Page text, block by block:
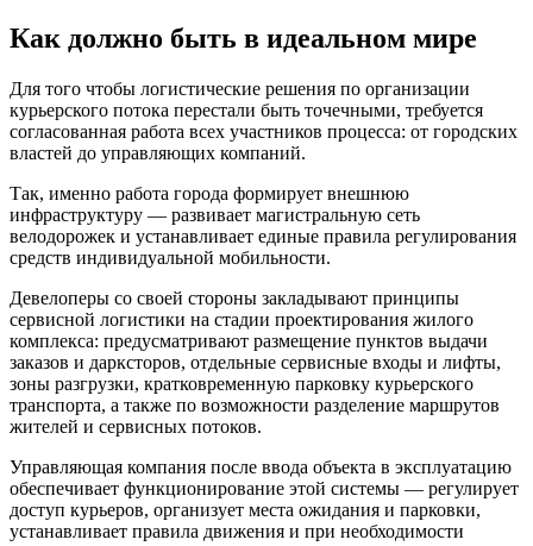
Как должно быть в идеальном мире
Для того чтобы логистические решения по организации
курьерского потока перестали быть точечными, требуется
согласованная работа всех участников процесса: от городских
властей до управляющих компаний.
Так, именно работа города формирует внешнюю
инфраструктуру — развивает магистральную сеть
велодорожек и устанавливает единые правила регулирования
средств индивидуальной мобильности.
Девелоперы со своей стороны закладывают принципы
сервисной логистики на стадии проектирования жилого
комплекса: предусматривают размещение пунктов выдачи
заказов и дарксторов, отдельные сервисные входы и лифты,
зоны разгрузки, кратковременную парковку курьерского
транспорта, а также по возможности разделение маршрутов
жителей и сервисных потоков.
Управляющая компания после ввода объекта в эксплуатацию
обеспечивает функционирование этой системы — регулирует
доступ курьеров, организует места ожидания и парковки,
устанавливает правила движения и при необходимости